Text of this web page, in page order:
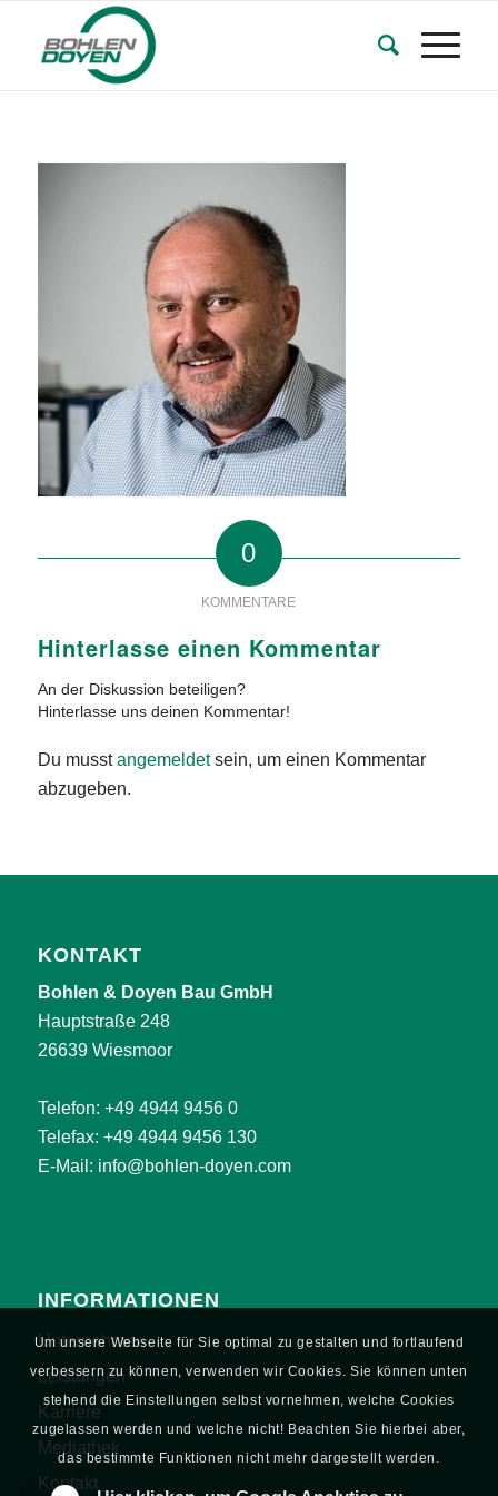
0
KOMMENTARE
Hinterlasse einen Kommentar
An der Diskussion beteiligen?
Hinterlasse uns deinen Kommentar!
Du musstangemeldetsein, um einen Kommentar
abzugeben.
KONTAKT
Bohlen & Doyen Bau GmbH
Hauptstraße 248
26639 Wiesmoor
Telefon: +49 4944 9456 0
Telefax: +49 4944 9456 130
E-Mail: info@bohlen-doyen.com
INFORMATIONEN
Unternehmen
Leistungen
Karriere
Mediathek
Kontakt
Um unsere Webseite für Sie optimal zu gestalten und fortlaufend
verbessern zu können, verwenden wir Cookies. Sie können unten
stehend die Einstellungen selbst vornehmen, welche Cookies
zugelassen werden und welche nicht! Beachten Sie hierbei aber,
das bestimmte Funktionen nicht mehr dargestellt werden.